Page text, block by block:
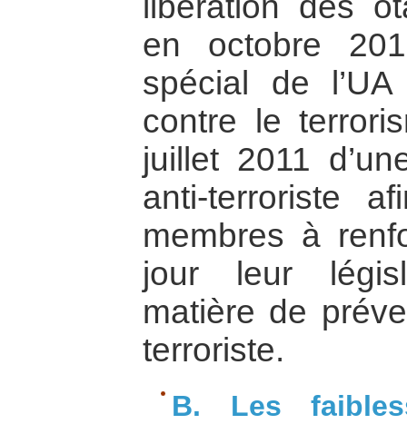
en octobre
spécial de
contre le
juillet 2011
anti-terroriste
membres à
jour leur
matière de
terroriste.
B. Les